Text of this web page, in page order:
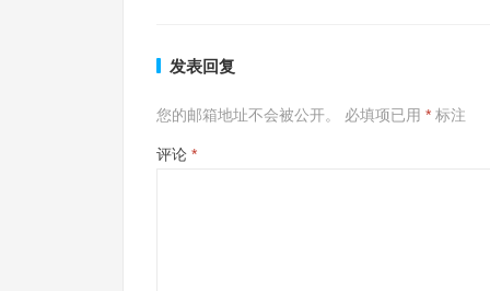
发表回复
您的邮箱地址不会被公开。 必填项已用 * 标注
评论 *